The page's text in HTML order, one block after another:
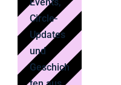
Circle-
Updates
und
Geschich